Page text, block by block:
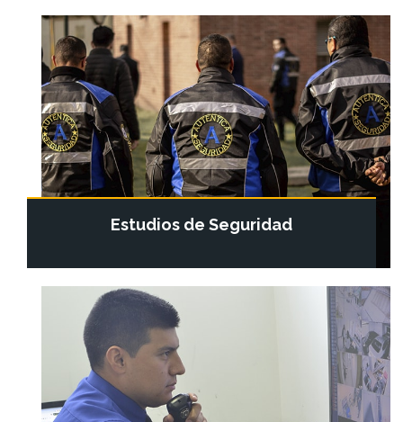
Estudios de Seguridad